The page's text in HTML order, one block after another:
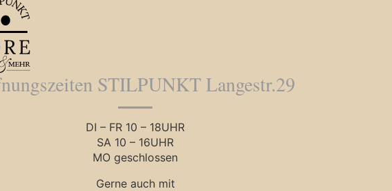
STILPUNKT Langestr.29
DI – FR 10 – 18UHR
SA 10 – 16UHR
MO geschlossen
Gerne auch mit